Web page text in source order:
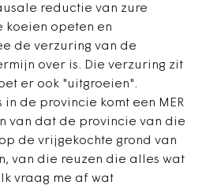
reductie van zure
koeien opeten en
de verzuring van de
over is. Die verzuring zit
er ook "uitgroeien".
in de provincie komt een MER
van dat de provincie van die
de vrijgekochte grond van
van die reuzen die alles wat
vraag me af wat